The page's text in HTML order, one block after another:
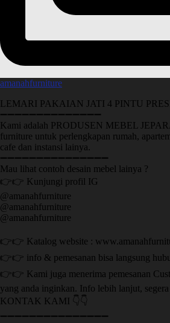
amanahfurniture
LEMARI PAKAIAN JATI 4 PINTU
➖➖➖➖➖➖➖➖➖➖➖➖➖➖
Kami adalah PRODUSEN MEBEL
furniture untuk perlengkapan rumah,
cafe dan instansi lainya.
➖➖➖➖➖➖➖➖➖➖➖➖➖➖➖
Mau lihat contoh desain mebel lainya ?
👉👉 Kunjungi profil IG
@amanahfurniture
@amanahfurniture
@amanahfurniture
👉👉 Katalog website :
👉👉 info & pemesanan bisa langsung
👉👉 Kami juga menerima pemesanan
yang anda inginkan. Info lebih lanjut,
KONTAK KAMI 👇👇
➖➖➖➖➖➖➖➖➖➖➖➖➖➖➖ ㅤ